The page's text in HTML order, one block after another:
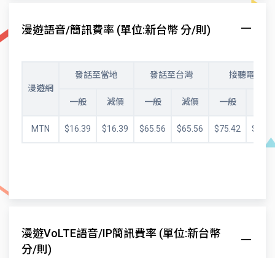
漫遊語音/簡訊費率 (單位:新台幣 分/則)
漫遊網
發話至當地 發話至台灣 接聽電話
一般 減價 一般 減價 一般
MTN $16.39 $16.39 $65.56 $65.56 $75.42
漫遊VoLTE語音/IP簡訊費率 (單位:新台幣
分/則)